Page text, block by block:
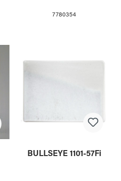
7780354
BULLSEYE 1101-57Fi